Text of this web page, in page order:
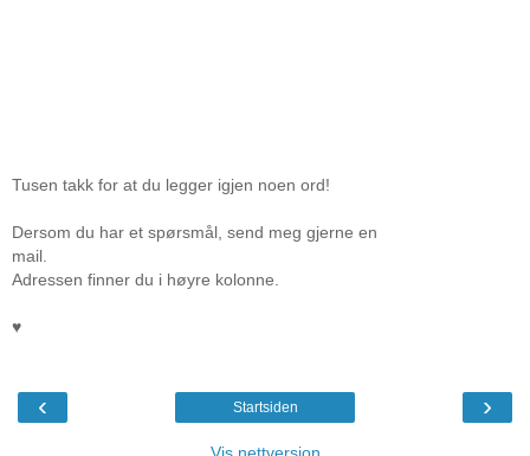
Tusen takk for at du legger igjen noen ord!
Dersom du har et spørsmål, send meg gjerne en
mail.
Adressen finner du i høyre kolonne.
♥
‹ ›
Startsiden
Vis nettversjon